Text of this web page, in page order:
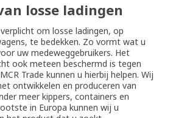
losse ladingen
om losse ladingen, op
te bedekken. Zo vormt wat u
uw medeweggebruikers. Het
ook meteen beschermd is tegen
Trade kunnen u hierbij helpen. Wij
ontwikkelen en produceren van
meer kippers, containers en
in Europa kunnen wij u